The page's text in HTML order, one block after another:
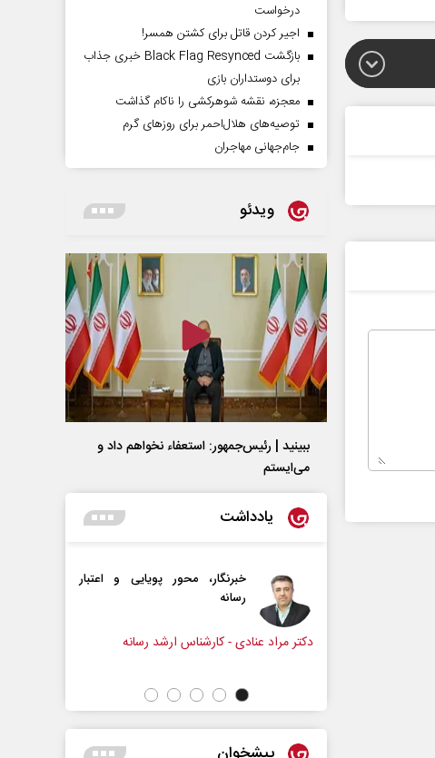
درخواست
اجیر کردن قاتل برای کشتن همسر!
بازگشت Black Flag Resynced خبری جذاب
برای دوستداران بازی
معجزه، نقشه شوهرکشی را ناکام گذاشت
توصیه‌های هلال‌احمر برای روز‌های گرم
جام‌جهانی مهاجران
ویدئو
ببینید | رئیس‌جمهور: استعفاء نخواهم داد و
می‌ایستم
یادداشت
خبرنگار، محور پویایی و اعتبار
دکتر مراد عنادی - کارشناس ارشد رسانه
همه مدافع حرم هستیم
دکتر حکیمه سقای بی‌ریا -